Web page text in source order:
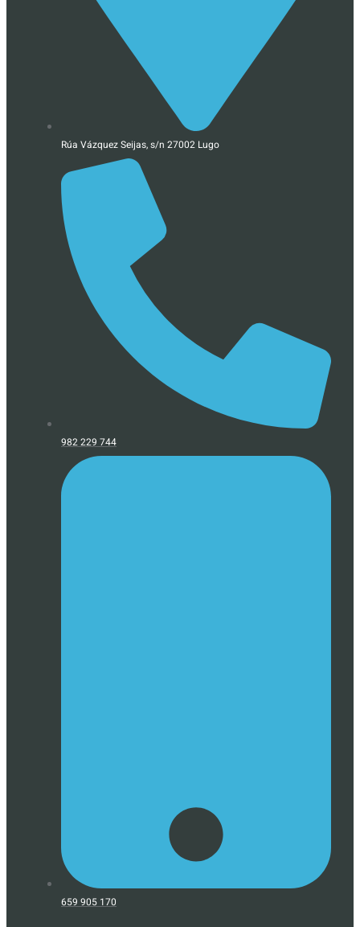
Rúa Vázquez Seijas, s/n 27002 Lugo
982 229 744
659 905 170